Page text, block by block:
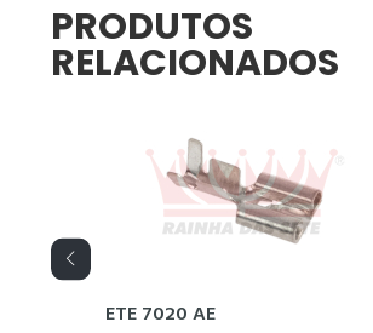
PRODUTOS
RELACIONADOS
ETE 7020 AE